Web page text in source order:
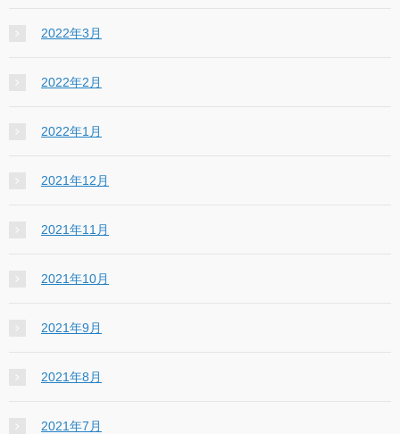
2022年3月
2022年2月
2022年1月
2021年12月
2021年11月
2021年10月
2021年9月
2021年8月
2021年7月